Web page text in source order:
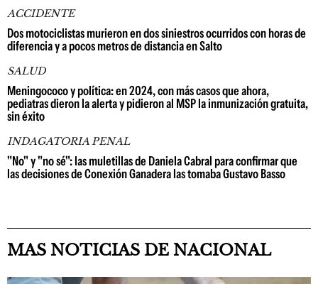
ACCIDENTE
Dos motociclistas murieron en dos siniestros ocurridos con horas de
diferencia y a pocos metros de distancia en Salto
SALUD
Meningococo y política: en 2024, con más casos que ahora,
pediatras dieron la alerta y pidieron al MSP la inmunización gratuita,
sin éxito
INDAGATORIA PENAL
"No" y "no sé": las muletillas de Daniela Cabral para confirmar que
las decisiones de Conexión Ganadera las tomaba Gustavo Basso
MAS NOTICIAS DE NACIONAL